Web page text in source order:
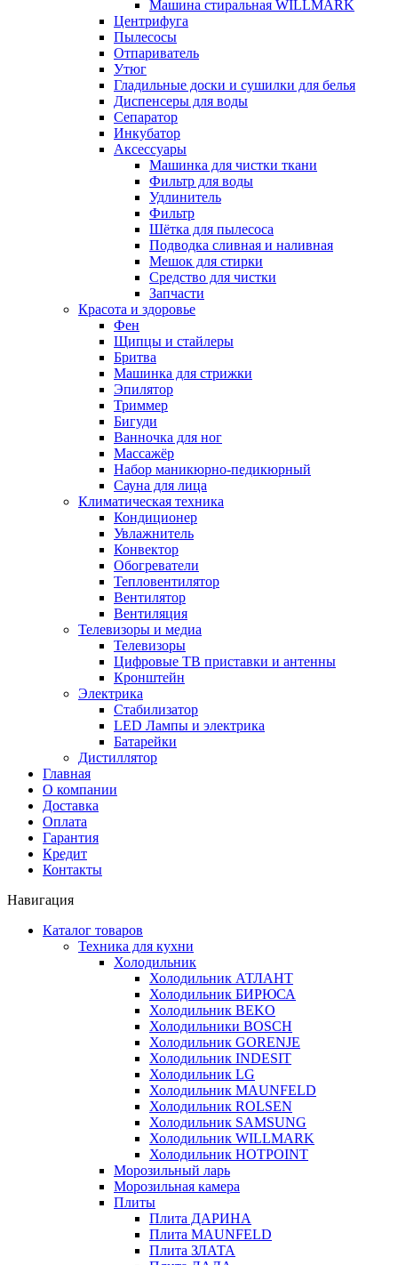
Машина стиральная WILLMARK
Центрифуга
Пылесосы
Отпариватель
Утюг
Гладильные доски и сушилки для белья
Диспенсеры для воды
Сепаратор
Инкубатор
Аксессуары
Машинка для чистки ткани
Фильтр для воды
Удлинитель
Фильтр
Шётка для пылесоса
Подводка сливная и наливная
Мешок для стирки
Средство для чистки
Запчасти
Красота и здоровье
Фен
Щипцы и стайлеры
Бритва
Машинка для стрижки
Эпилятор
Триммер
Бигуди
Ванночка для ног
Массажёр
Набор маникюрно-педикюрный
Сауна для лица
Климатическая техника
Кондиционер
Увлажнитель
Конвектор
Обогреватели
Тепловентилятор
Вентилятор
Вентиляция
Телевизоры и медиа
Телевизоры
Цифровые ТВ приставки и антенны
Кронштейн
Электрика
Стабилизатор
LED Лампы и электрика
Батарейки
Дистиллятор
Главная
О компании
Доставка
Оплата
Гарантия
Кредит
Контакты
Навигация
Каталог товаров
Техника для кухни
Холодильник
Холодильник АТЛАНТ
Холодильник БИРЮСА
Холодильник BEKO
Холодильники BOSCH
Холодильник GORENJE
Холодильник INDESIT
Холодильник LG
Холодильник MAUNFELD
Холодильник ROLSEN
Холодильник SAMSUNG
Холодильник WILLMARK
Холодильник HOTPOINT
Морозильный ларь
Морозильная камера
Плиты
Плита ДАРИНА
Плита MAUNFELD
Плита ЗЛАТА